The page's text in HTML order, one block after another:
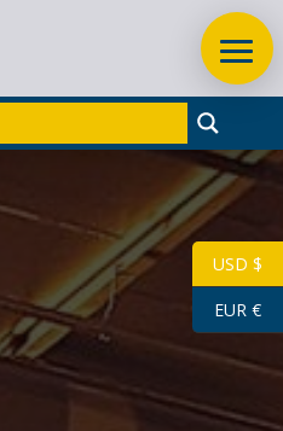
70 CL 41.5° MILLESIME
USD $
EUR €